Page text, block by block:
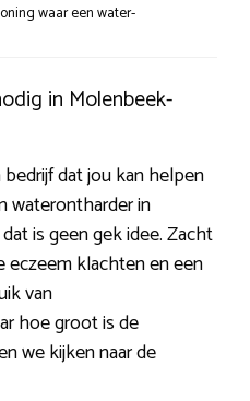
waar een water-
in Molenbeek-
dat jou kan helpen
waterontharder in
is geen gek idee. Zacht
klachten en een
van
hoe groot is de
we kijken naar de